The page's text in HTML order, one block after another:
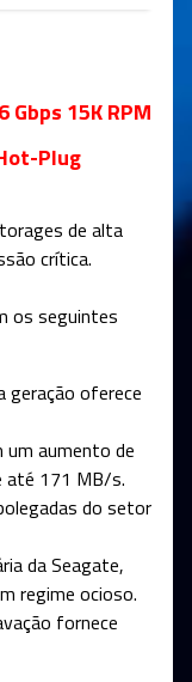
Gbps 15K RPM
Plug
de alta
crítica.
os seguintes
geração oferece
um aumento de
até 171 MB/s.
do setor
da Seagate,
regime ocioso.
fornece